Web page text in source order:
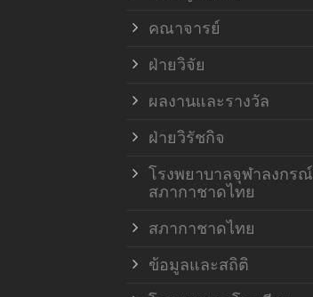
คณาจารย์
ฝ่ายวิจัย
ผลงานและรางวัล
ฝ่ายวิรัชกิจ
โรงพยาบาลจุฬาลงกรณ์
สภากาชาดไทย
สภากาชาดไทย
ข้อมูลและสถิติ